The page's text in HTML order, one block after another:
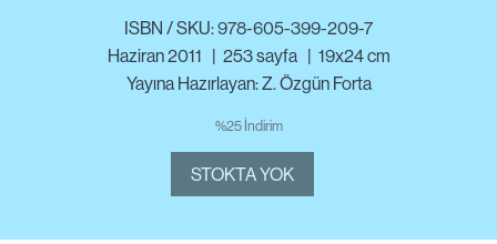
ISBN / SKU: 978-605-399-209-7
Haziran 2011 | 253sayfa | 19x24 cm
Yayına Hazırlayan: Z. Özgün Forta
%25 İndirim
STOKTA YOK